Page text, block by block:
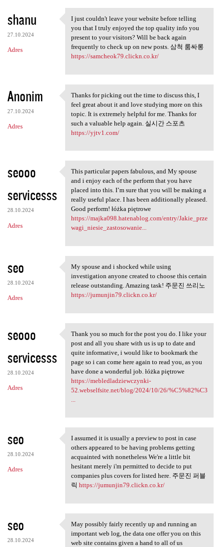
shanu
27.10.2024
Adres
I just couldn't leave your
I just couldn't leave your website before telling
you that I truly enjoyed the top quality info you
present to your visitors? Will be back again
frequently to check up on new posts. 삼척 룸싸롱
https://samcheok79.clickn.co.kr/
Anonim
27.10.2024
Adres
Thanks for picking out the
Thanks for picking out the time to discuss this, I
feel great about it and love studying more on this
topic. It is extremely helpful for me. Thanks for
such a valuable help again. 실시간 스포츠
https://yjtv1.com/
seooo
servicesss
28.10.2024
Adres
This particular papers
This particular papers fabulous, and My spouse
and i enjoy each of the perform that you have
placed into this. I’m sure that you will be making a
really useful place. I has been additionally pleased.
Good perform! łóżka piętrowe
https://majka098.hatenablog.com/entry/Jakie_prze
wagi_niesie_zastosowanie...
seo
28.10.2024
Adres
My spouse and i shocked while
My spouse and i shocked while using
investigation anyone created to choose this certain
release outstanding. Amazing task! 주문진 쓰리노
https://jumunjin79.clickn.co.kr/
seooo
servicesss
28.10.2024
Adres
Thank you so much for the
Thank you so much for the post you do. I like your
post and all you share with us is up to date and
quite informative, i would like to bookmark the
page so i can come here again to read you, as you
have done a wonderful job. łóżka piętrowe
https://mebledladziewczynki-
52.webselfsite.net/blog/2024/10/26/%C5%82%C3
seo
28.10.2024
Adres
I assumed it is usually a
I assumed it is usually a preview to post in case
others appeared to be having problems getting
acquainted with nonetheless We're a little bit
hesitant merely i'm permitted to decide to put
companies plus covers for listed here. 주문진 퍼블
릭 https://jumunjin79.clickn.co.kr/
seo
28.10.2024
May possibly fairly recently
May possibly fairly recently up and running an
important web log, the data one offer you on this
web site contains given a hand to all of us